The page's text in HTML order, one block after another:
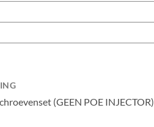
(GEEN POE INJECTOR)